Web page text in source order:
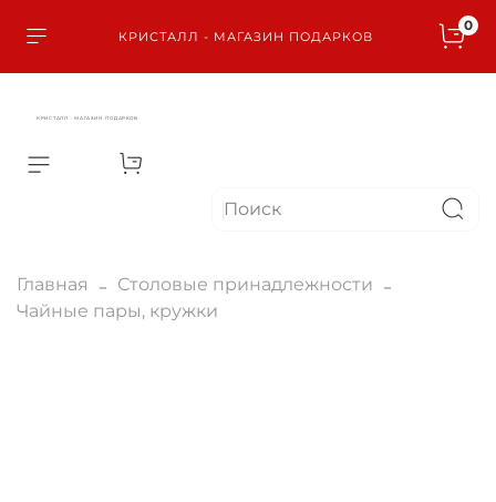
КРИСТАЛЛ - МАГАЗИН ПОДАРКОВ
0
КРИСТАЛЛ - МАГАЗИН ПОДАРКОВ
Главная
Столовые принадлежности
Чайные пары, кружки